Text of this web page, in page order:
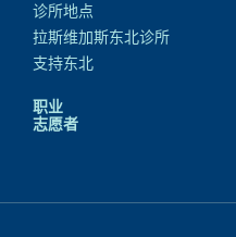
诊所地点
拉斯维加斯东北诊所
支持东北
职业
志愿者